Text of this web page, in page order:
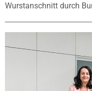
Wurstanschnitt durch